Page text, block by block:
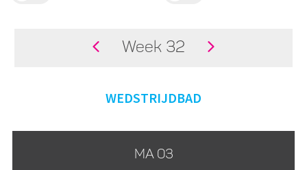
Week 32
WEDSTRIJDBAD
MA 03